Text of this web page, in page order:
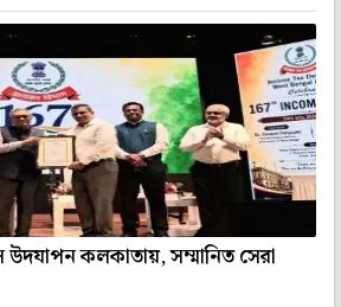
কলকাতায়, সম্মানিত সেরা